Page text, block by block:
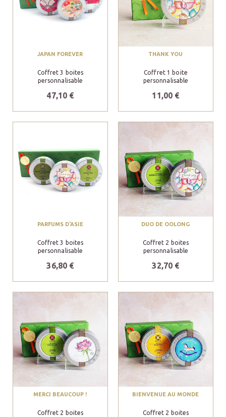
JAPAN FOREVER
Coffret 3 boites
personnalisable
47,10 €
THANK YOU
Coffret 1 boite
personnalisable
11,00 €
PARFUMS D'ASIE
Coffret 3 boites
personnalisable
36,80 €
DUO DE OOLONG
Coffret 2 boites
personnalisable
32,70 €
MERCI BEAUCOUP !
Coffret 2 boites
BIENVENUE AU MONDE
Coffret 2 boites